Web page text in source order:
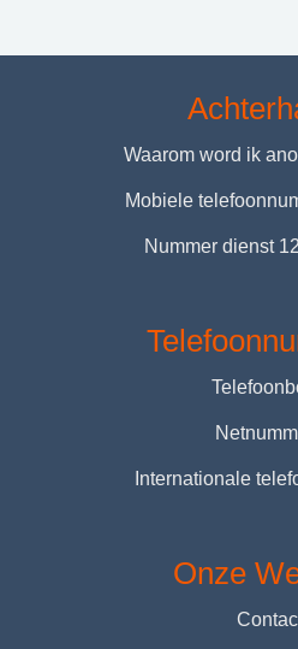
Waarom word ik
Mobiele
Nummer dienst
Internationale
Onze